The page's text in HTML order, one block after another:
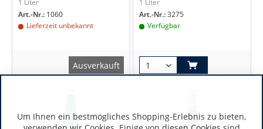
1 Liter
Art.-Nr.: 1060
Lieferzeit unbekannt
Ausverkauft
1 Liter
Art.-Nr.:3275
Verfügbar
Um Ihnen ein bestmögliches Shopping-Erlebnis zu bieten,